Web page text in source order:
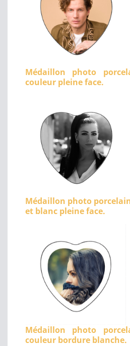
Médaillon photo
couleur pleine face.
Médaillon photo
et blanc pleine face.
Médaillon photo
couleur bordure blanche.